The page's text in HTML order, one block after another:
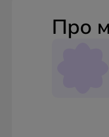
Про